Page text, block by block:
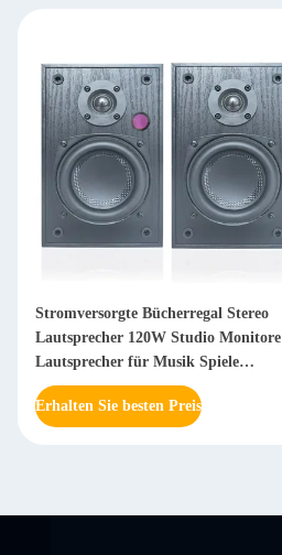
Stromversorgte Bücherregal Stereo
Lautsprecher 120W Studio Monitore
Lautsprecher für Musik Spiele
Drehscheiben
Erhalten Sie besten Preis